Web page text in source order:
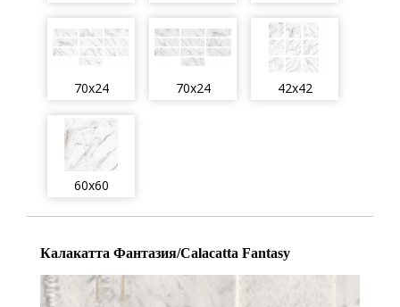
70x24 70x24 42x42
60x60
Калакатта Фантазия/Calacatta Fantasy